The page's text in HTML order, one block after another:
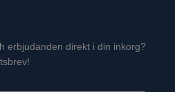
erbjudanden direkt i din inkorg?